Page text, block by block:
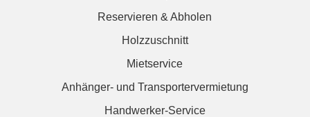
Reservieren & Abholen
Holzzuschnitt
Mietservice
Anhänger- und Transportervermietung
Handwerker-Service